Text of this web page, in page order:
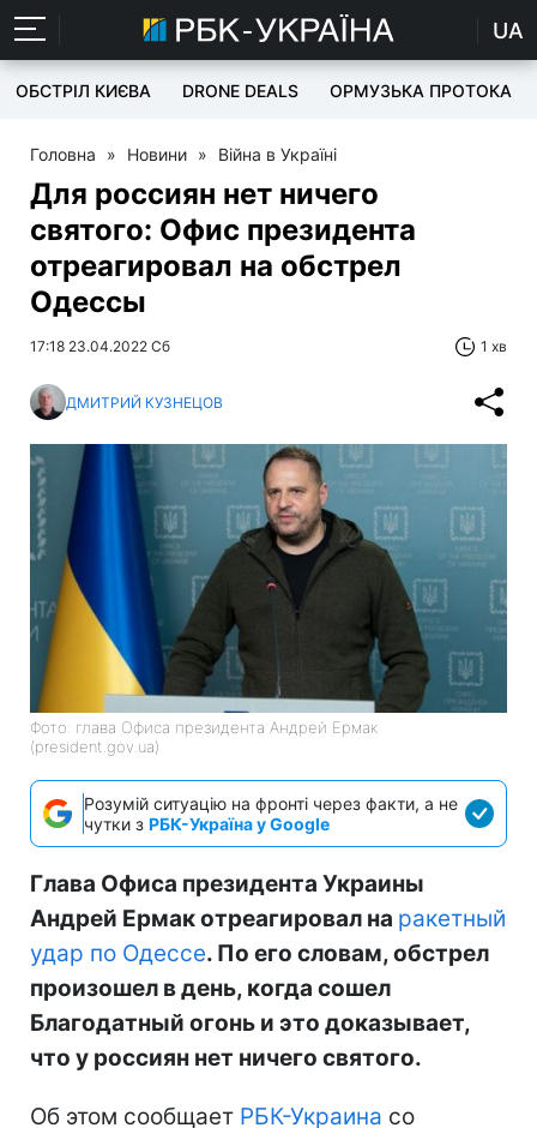
UA
ОБСТРІЛ КИЄВА DRONE DEALS ОРМУЗЬКА ПРОТОКА
Головна » Новини » Війна в Україні
Для россиян нет ничего
святого: Офис президента
отреагировал на обстрел
Одессы
17:18 23.04.2022 Сб 1 хв
ДМИТРИЙ КУЗНЕЦОВ
Фото: глава Офиса президента Андрей Ермак
(president.gov.ua)
Розумій ситуацію на фронті через факти, а не
чутки з РБК-Україна у Google
Глава Офиса президента Украины
Андрей Ермак отреагировал на ракетный
удар по Одессе. По его словам, обстрел
произошел в день, когда сошел
Благодатный огонь и это доказывает,
что у россиян нет ничего святого.
Об этом сообщает РБК-Украина со